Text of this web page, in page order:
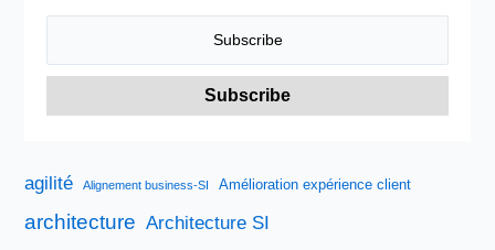
Suite
agilité Alignement business-SI Amélioration expérience client
architecture Architecture SI